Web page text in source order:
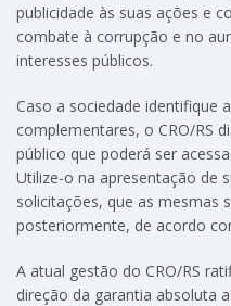
publicidade às suas ações e
combate à corrupção e no
interesses públicos.
Caso a sociedade identifique
complementares, o CRO/RS
público que poderá ser
Utilize-o na apresentação de
solicitações, que as mesmas
posteriormente, de acordo
A atual gestão do CRO/RS
direção da garantia absoluta